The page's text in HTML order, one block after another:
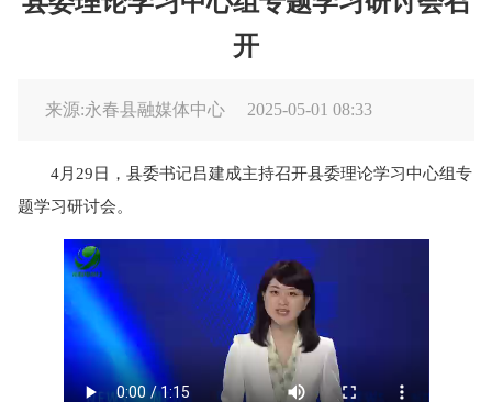
开
来源:永春县融媒体中心 2025-05-01 08:33
4月29日，县委书记吕建成主持召开县委理论学习中心组专
题学习研讨会。